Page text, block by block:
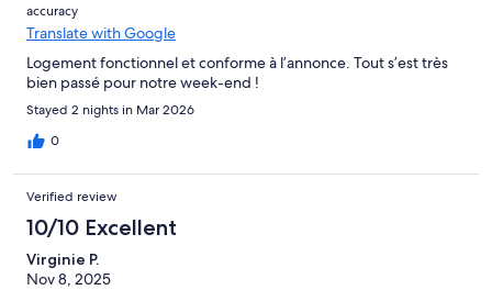
accuracy
Translate with Google
Logement fonctionnel et conforme à l’annonce. Tout s’est très
bien passé pour notre week-end !
Stayed 2 nights in Mar 2026
0
Verified review
10/10 Excellent
Virginie P.
Nov 8, 2025